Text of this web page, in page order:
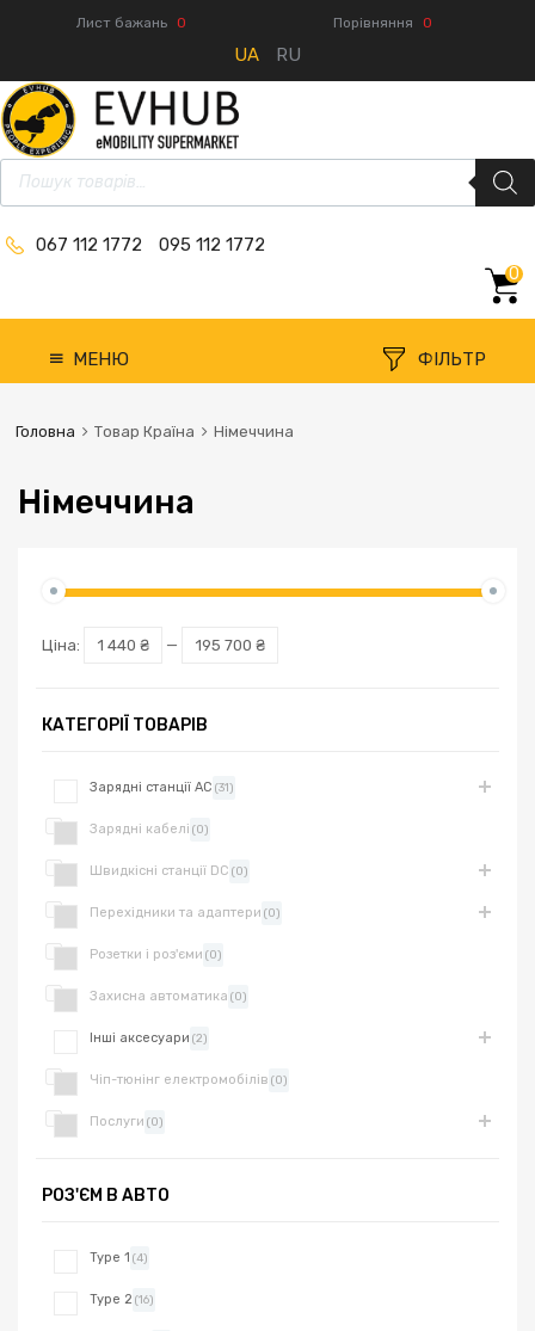
Лист бажань 0 Порівняння 0
UA RU
067 112 1772 095 112 1772
0
МЕНЮ ФІЛЬТР
Головна Товар Країна Німеччина
Німеччина
Ціна: 1 440 ₴ — 195 700 ₴
КАТЕГОРІЇ ТОВАРІВ
Зарядні станції AC (31)
Зарядні кабелі (0)
Швидкісні станції DC (0)
Перехідники та адаптери (0)
Розетки і роз'єми (0)
Захисна автоматика (0)
Інші аксесуари (2)
Чіп-тюнінг електромобілів (0)
Послуги (0)
РОЗ'ЄМ В АВТО
Type 1 (4)
Type 2 (16)